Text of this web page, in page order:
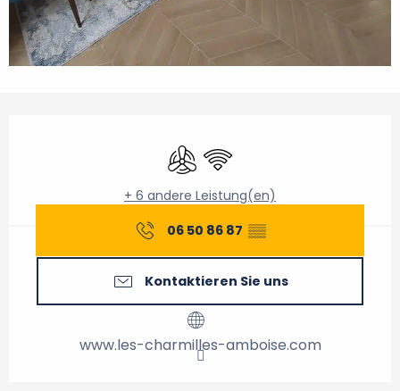
Klimaanlage
Wi-Fi
+ 6 andere Leistung(en)
06 50 86 87 ▒▒
Kontaktieren Sie uns
www.les-charmilles-amboise.com